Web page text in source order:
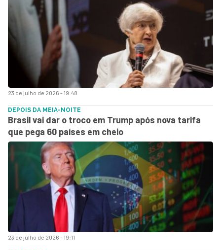
23 de julho de 2026 - 19:48
23 de julho de 2026 - 19:11
DEPOIS DA MEIA-NOITE
Brasil vai dar o troco em Trump após nova tarifa
que pega 60 países em cheio